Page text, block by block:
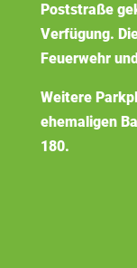
Poststraße
Verfügung.
Feuerwehr
Weitere
ehemaligen
180.